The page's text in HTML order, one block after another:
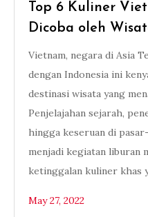
Top 6 Kuliner
Dicoba oleh
Vietnam, negara di Asia
dengan Indonesia ini
destinasi wisata yang
Penjelajahan sejarah,
hingga keseruan di
menjadi kegiatan liburan
ketinggalan kuliner khas
May 27, 2022